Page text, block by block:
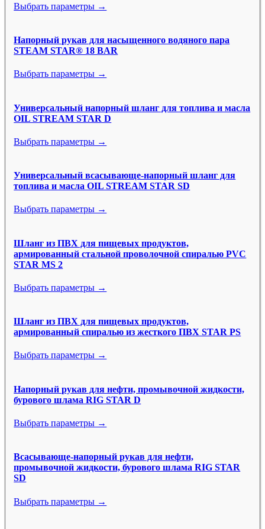
Выбрать параметры →
Напорный рукав для насыщенного водяного пара
STEAM STAR® 18 BAR
Выбрать параметры →
Универсальный напорный шланг для топлива и масла
OIL STREAM STAR D
Выбрать параметры →
Универсальный всасывающе-напорный шланг для
топлива и масла OIL STREAM STAR SD
Выбрать параметры →
Шланг из ПВХ для пищевых продуктов,
армированный стальной проволочной спиралью PVC
STAR MS 2
Выбрать параметры →
Шланг из ПВХ для пищевых продуктов,
армированный спиралью из жесткого ПВХ STAR PS
Выбрать параметры →
Напорный рукав для нефти, промывочной жидкости,
бурового шлама RIG STAR D
Выбрать параметры →
Всасывающе-напорный рукав для нефти,
промывочной жидкости, бурового шлама RIG STAR
SD
Выбрать параметры →